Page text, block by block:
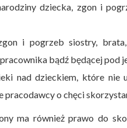
dziecka, zgon i
i pogrzeb siostry,
bądź będącej pod
nad dzieckiem, które nie
pracodawcy o chęci
ma również prawo do